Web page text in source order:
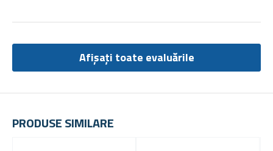
PRODUSE SIMILARE
Afișați toate evaluările